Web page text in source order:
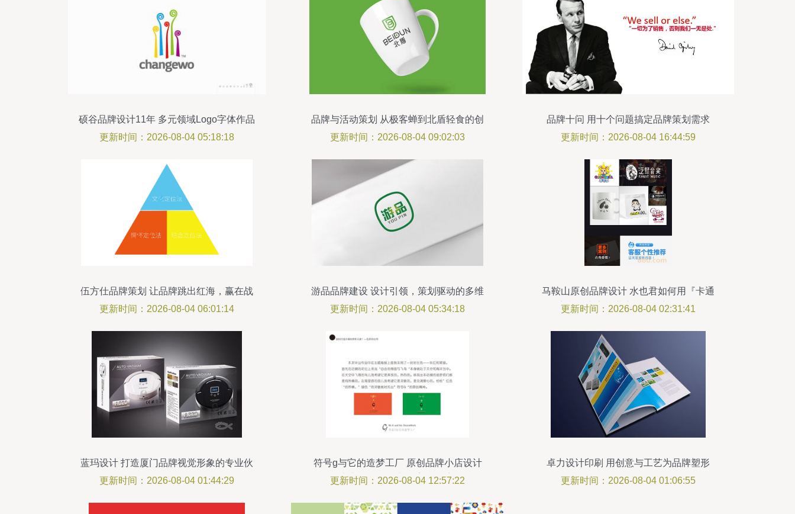
硕谷品牌设计11年 多元领域Logo字体作品
全集
更新时间：2026-08-04 05:18:18
品牌与活动策划 从极客蝉到北盾轻食的创
新图景
更新时间：2026-08-04 09:02:03
品牌十问 用十个问题搞定品牌策划需求
更新时间：2026-08-04 16:44:59
伍方仕品牌策划 让品牌跳出红海，赢在战
略起点
更新时间：2026-08-04 06:01:14
游品品牌建设 设计引领，策划驱动的多维
系统构建
更新时间：2026-08-04 05:34:18
马鞍山原创品牌设计 水也君如何用『卡通
定制』点亮企业商标注册新路径？
更新时间：2026-08-04 02:31:41
蓝玛设计 打造厦门品牌视觉形象的专业伙
伴
更新时间：2026-08-04 01:44:29
符号g与它的造梦工厂 原创品牌小店设计
与礼仪活动策划的美好篇章
更新时间：2026-08-04 12:57:22
卓力设计印刷 用创意与工艺为品牌塑形
更新时间：2026-08-04 01:06:55